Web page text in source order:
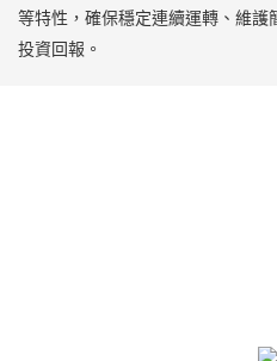
等特性，確保穩定連續運轉、維
投資回報。